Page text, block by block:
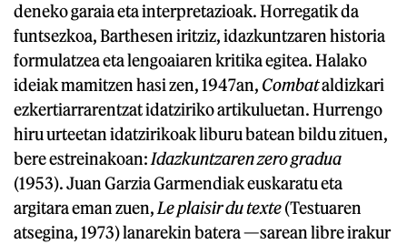
deneko garaia eta interpretazioak. Horregatik da
funtsezkoa, Barthesen iritziz, idazkuntzaren historia
formulatzea eta lengoaiaren kritika egitea. Halako
ideiak mamitzen hasi zen, 1947an, Combataldizkari
ezkertiarrarentzat idatziriko artikuluetan. Hurrengo
hiru urteetan idatzirikoak liburu batean bildu zituen,
bere estreinakoan: Idazkuntzaren zero gradua
(1953). Juan Garzia Garmendiak euskaratu eta
argitara eman zuen, Le plaisir du texte(Testuaren
atsegina, 1973) lanarekin batera —sarean libre irakur